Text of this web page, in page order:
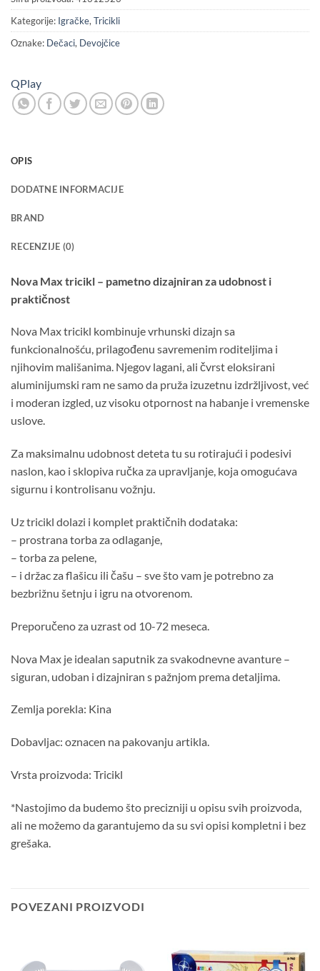
Kategorije: Igračke, Tricikli
Oznake: Dečaci, Devojčice
QPlay
OPIS
DODATNE INFORMACIJE
BRAND
RECENZIJE (0)
Nova Max tricikl – pametno dizajniran za udobnost i
praktičnost
Nova Max tricikl kombinuje vrhunski dizajn sa
funkcionalnošću, prilagođenu savremenim roditeljima i
njihovim mališanima. Njegov lagani, ali čvrst eloksirani
aluminijumski ram ne samo da pruža izuzetnu izdržljivost, već
i moderan izgled, uz visoku otpornost na habanje i vremenske
uslove.
Za maksimalnu udobnost deteta tu su rotirajući i podesivi
naslon, kao i sklopiva ručka za upravljanje, koja omogućava
sigurnu i kontrolisanu vožnju.
Uz tricikl dolazi i komplet praktičnih dodataka:
– prostrana torba za odlaganje,
– torba za pelene,
– i držac za flašicu ili čašu – sve što vam je potrebno za
bezbrižnu šetnju i igru na otvorenom.
Preporučeno za uzrast od 10-72 meseca.
Nova Max je idealan saputnik za svakodnevne avanture –
siguran, udoban i dizajniran s pažnjom prema detaljima.
Zemlja porekla: Kina
Dobavljac: oznacen na pakovanju artikla.
Vrsta proizvoda: Tricikl
*Nastojimo da budemo što precizniji u opisu svih proizvoda,
ali ne možemo da garantujemo da su svi opisi kompletni i bez
grešaka.
POVEZANI PROIZVODI